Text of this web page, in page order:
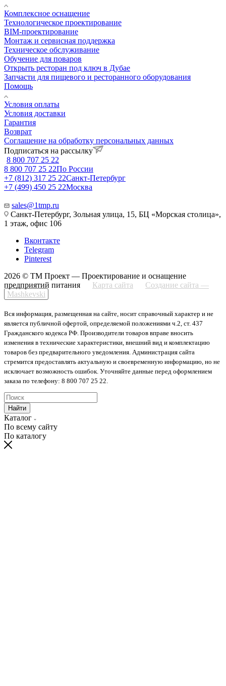
Комплексное оснащение
Технологическое проектирование
BIM-проектирование
Монтаж и сервисная поддержка
Техническое обслуживание
Обучение для поваров
Открыть ресторан под ключ в Дубае
Запчасти для пищевого и ресторанного оборудования
Помощь
Условия оплаты
Условия доставки
Гарантия
Возврат
Соглашение на обработку персональных данных
Подписаться на рассылку
8 800 707 25 22
8 800 707 25 22По России
+7 (812) 317 25 22Санкт-Петербург
+7 (499) 450 25 22Москва
sales@1tmp.ru
Санкт-Петербург, Зольная улица, 15, БЦ «Морская столица»,
1 этаж, офис 106
Вконтакте
Telegram
Pinterest
2026 © ТМ Проект — Проектирование и оснащение
предприятий питания
Карта сайта
Создание сайта —
Mashkevski
Вся информация, размещенная на сайте, носит справочный характер и не
является публичной офертой, определяемой положениями ч.2, ст. 437
Гражданского кодекса РФ. Производители товаров вправе вносить
изменения в технические характеристики, внешний вид и комплектацию
товаров без предварительного уведомления. Администрация сайта
стремится предоставлять актуальную и своевременную информацию, но не
исключает возможность ошибок. Уточняйте данные перед оформлением
заказа по телефону: 8 800 707 25 22.
Найти
Каталог
По всему сайту
По каталогу